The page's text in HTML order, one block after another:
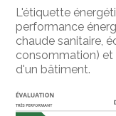
L'étiquette
performance
chaude sanitaire,
consommation) et
d'un bâtiment.